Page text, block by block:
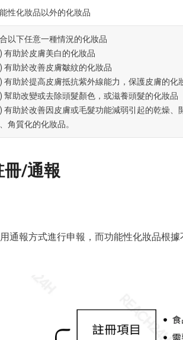
性化妝品以外的化妝品
以下任意一種情況的化妝品
有助於皮膚美白的化妝品
有助於改善皮膚皺紋的化妝品
有助於提高皮膚抵抗紫外線能力，保護皮膚的化
幫助改變或去除頭髮顏色，或滋養頭髮的化妝品
有助於改善因皮膚或毛髮功能減弱引起的乾燥、
角質化的化妝品。
冊/通報
通報方式進行申報，而功能性化妝品根